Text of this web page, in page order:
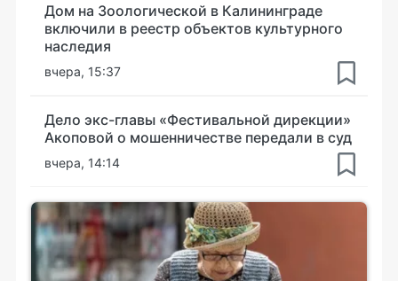
Дом на Зоологической в Калининграде
включили в реестр объектов культурного
наследия
вчера, 15:37
Дело экс-главы «Фестивальной дирекции»
Акоповой о мошенничестве передали в суд
вчера, 14:14